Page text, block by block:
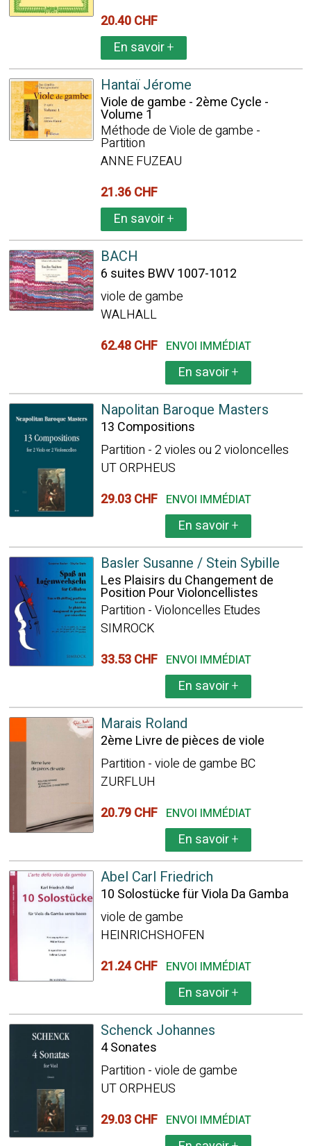
20.40 CHF
En savoir+
Hantaï Jérome
Viole de gambe - 2ème Cycle -
Volume 1
Méthode de Viole de gambe -
Partition
ANNE FUZEAU
21.36 CHF
En savoir+
BACH
6 suites BWV 1007-1012
viole de gambe
WALHALL
62.48 CHF ENVOI IMMÉDIAT
En savoir+
Napolitan Baroque Masters
13 Compositions
Partition - 2 violes ou 2 violoncelles
UT ORPHEUS
29.03 CHF ENVOI IMMÉDIAT
En savoir+
Basler Susanne / Stein Sybille
Les Plaisirs du Changement de
Position Pour Violoncellistes
Partition - Violoncelles Etudes
SIMROCK
33.53 CHF ENVOI IMMÉDIAT
En savoir+
Marais Roland
2ème Livre de pièces de viole
Partition - viole de gambe BC
ZURFLUH
20.79 CHF ENVOI IMMÉDIAT
En savoir+
Abel Carl Friedrich
10 Solostücke für Viola Da Gamba
viole de gambe
HEINRICHSHOFEN
21.24 CHF ENVOI IMMÉDIAT
En savoir+
Schenck Johannes
4 Sonates
Partition - viole de gambe
UT ORPHEUS
29.03 CHF ENVOI IMMÉDIAT